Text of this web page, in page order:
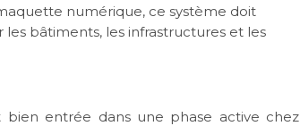
numérique, ce système doit
bâtiments, les infrastructures et les
entrée dans une phase active chez